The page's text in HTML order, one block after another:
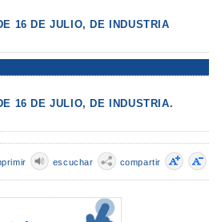
16 DE JULIO, DE INDUSTRIA
16 DE JULIO, DE INDUSTRIA.
compartir
escuchar